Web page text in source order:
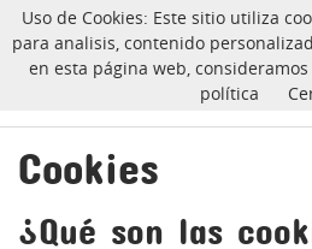
Cookies
¿Qué son las
Uso de Cookies: Este sitio utiliza
para analisis, contenido
en esta página web,
política